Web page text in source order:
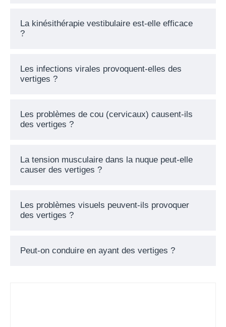
La kinésithérapie vestibulaire est-elle efficace
?
Les infections virales provoquent-elles des
vertiges ?
Les problèmes de cou (cervicaux) causent-ils
des vertiges ?
La tension musculaire dans la nuque peut-elle
causer des vertiges ?
Les problèmes visuels peuvent-ils provoquer
des vertiges ?
Peut-on conduire en ayant des vertiges ?